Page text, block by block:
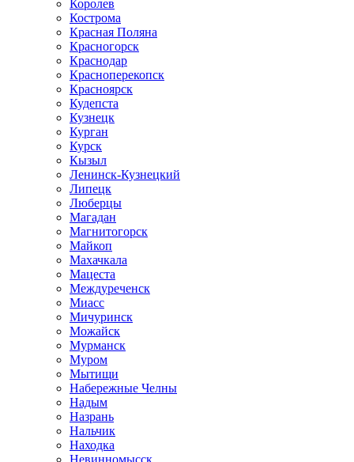
Королев
Кострома
Красная Поляна
Красногорск
Краснодар
Красноперекопск
Красноярск
Кудепста
Кузнецк
Курган
Курск
Кызыл
Ленинск-Кузнецкий
Липецк
Люберцы
Магадан
Магнитогорск
Майкоп
Махачкала
Мацеста
Междуреченск
Миасс
Мичуринск
Можайск
Мурманск
Муром
Мытищи
Набережные Челны
Надым
Назрань
Нальчик
Находка
Невинномысск